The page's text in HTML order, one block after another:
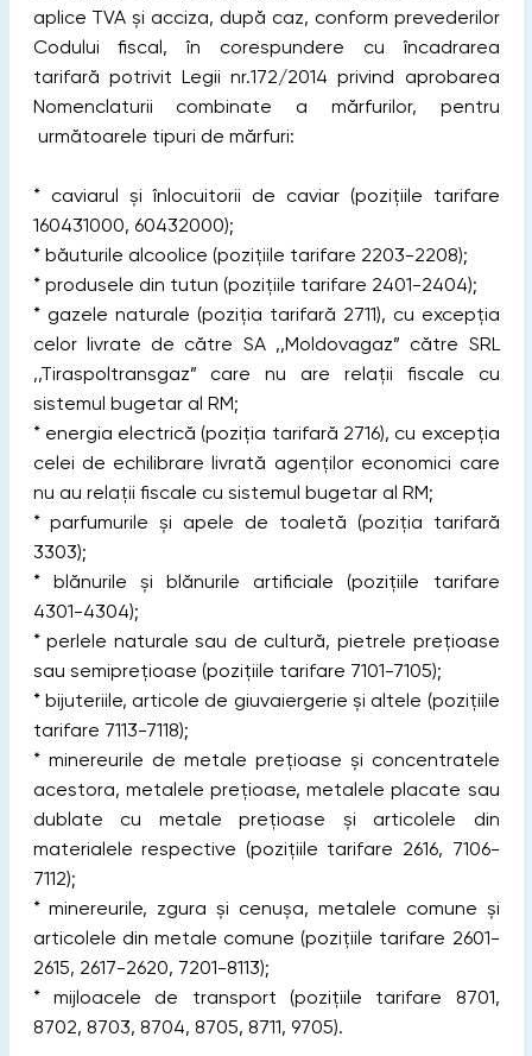
aplice TVA și acciza, după caz, conform prevederilor
Codului fiscal, în corespundere cu încadrarea
tarifară potrivit Legii nr.172/2014 privind aprobarea
Nomenclaturii combinate a mărfurilor, pentru
următoarele tipuri de mărfuri:
* caviarul și înlocuitorii de caviar (pozițiile tarifare
160431000, 60432000);
* băuturile alcoolice (pozițiile tarifare 2203-2208);
* produsele din tutun (pozițiile tarifare 2401-2404);
* gazele naturale (poziția tarifară 2711), cu excepția
celor livrate de către SA ,,Moldovagaz” către SRL
,,Tiraspoltransgaz” care nu are relaţii fiscale cu
sistemul bugetar al RM;
* energia electrică (poziția tarifară 2716), cu excepția
celei de echilibrare livrată agenţilor economici care
nu au relaţii fiscale cu sistemul bugetar al RM;
* parfumurile și apele de toaletă (poziția tarifară
3303);
* blănurile şi blănurile artificiale (pozițiile tarifare
4301-4304);
* perlele naturale sau de cultură, pietrele preţioase
sau semipreţioase (pozițiile tarifare 7101-7105);
* bijuteriile, articole de giuvaiergerie şi altele (pozițiile
tarifare 7113-7118);
* minereurile de metale preţioase şi concentratele
acestora, metalele preţioase, metalele placate sau
dublate cu metale preţioase şi articolele din
materialele respective (pozițiile tarifare 2616, 7106-
7112);
* minereurile, zgura și cenușa, metalele comune şi
articolele din metale comune (pozițiile tarifare 2601-
2615, 2617-2620, 7201-8113);
* mijloacele de transport (pozițiile tarifare 8701,
8702, 8703, 8704, 8705, 8711, 9705).